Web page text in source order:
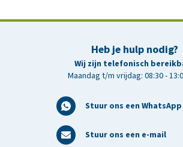
Heb je hulp nodig?
Wij zijn telefonisch
Maandag t/m vrijdag: 08:30 -
Stuur ons een
Stuur ons een e-mail